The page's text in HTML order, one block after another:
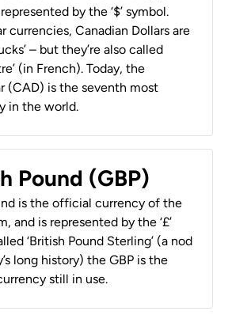
by the ‘$’ symbol.
currencies, Canadian Dollars are
– but they’re also called
(in French). Today, the
(CAD) is the seventh most
in the world.
Pound (GBP)
is the official currency of the
and is represented by the ‘£’
‘British Pound Sterling’ (a nod
long history) the GBP is the
still in use.